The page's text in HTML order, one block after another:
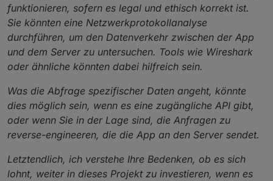
funktionieren, sofern es legal und ethisch korrekt ist.
Sie könnten eine Netzwerkprotokollanalyse
durchführen, um den Datenverkehr zwischen der App
und dem Server zu untersuchen. Tools wie Wireshark
oder ähnliche könnten dabei hilfreich sein.
Was die Abfrage spezifischer Daten angeht, könnte
dies möglich sein, wenn es eine zugängliche API gibt,
oder wenn Sie in der Lage sind, die Anfragen zu
reverse-engineeren, die die App an den Server sendet.
Letztendlich, ich verstehe Ihre Bedenken, ob es sich
lohnt, weiter in dieses Projekt zu investieren, wenn es